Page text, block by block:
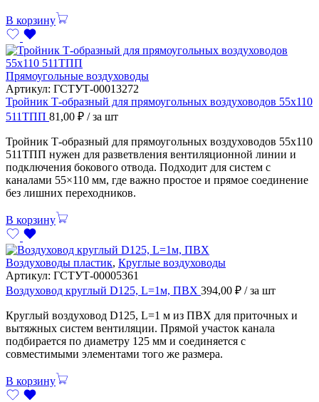
В корзину
Прямоугольные воздуховоды
Артикул: ГСТУТ-00013272
Тройник Т-образный для прямоугольных воздуховодов 55х110
511ТПП 81,00 ₽ / за шт
Тройник Т-образный для прямоугольных воздуховодов 55х110
511ТПП нужен для разветвления вентиляционной линии и
подключения бокового отвода. Подходит для систем с
каналами 55×110 мм, где важно простое и прямое соединение
без лишних переходников.
В корзину
Воздуховоды пластик, Круглые воздуховоды
Артикул: ГСТУТ-00005361
Воздуховод круглый D125, L=1м, ПВХ 394,00 ₽ / за шт
Круглый воздуховод D125, L=1 м из ПВХ для приточных и
вытяжных систем вентиляции. Прямой участок канала
подбирается по диаметру 125 мм и соединяется с
совместимыми элементами того же размера.
В корзину